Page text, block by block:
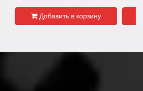
в корзину запрос